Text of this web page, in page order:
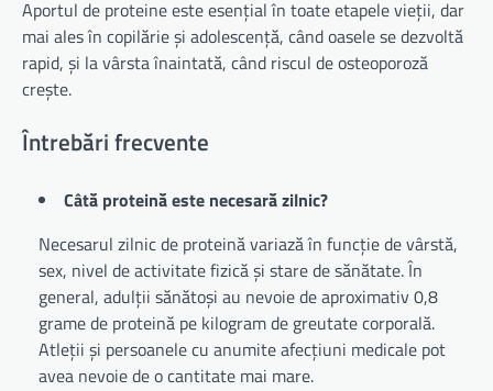
Aportul de proteine este esențial în toate etapele vieții, dar
mai ales în copilărie și adolescență, când oasele se dezvoltă
rapid, și la vârsta înaintată, când riscul de osteoporoză
crește.
Întrebări frecvente
Câtă proteină este necesară zilnic?
Necesarul zilnic de proteină variază în funcție de vârstă,
sex, nivel de activitate fizică și stare de sănătate. În
general, adulții sănătoși au nevoie de aproximativ 0,8
grame de proteină pe kilogram de greutate corporală.
Atleții și persoanele cu anumite afecțiuni medicale pot
avea nevoie de o cantitate mai mare.